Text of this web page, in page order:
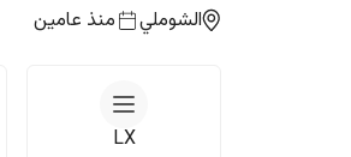
الشوملي منذ عامين
LX